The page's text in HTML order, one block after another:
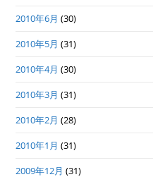
2010年6月 (30)
2010年5月 (31)
2010年4月 (30)
2010年3月 (31)
2010年2月 (28)
2010年1月 (31)
2009年12月 (31)